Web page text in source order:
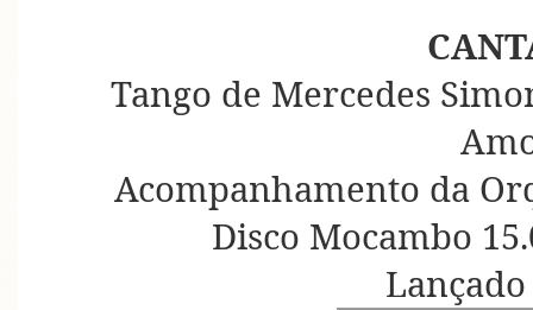
Tango de Mercedes
Acompanhamento da
Disco Mocambo